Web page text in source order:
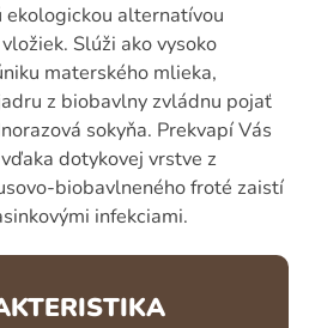
ekologickou alternatívou
Slúži ako vysoko
materského mlieka,
z biobavlny zvládnu pojať
sokyňa. Prekvapí Vás
dotykovej vrstve z
biobavlneného froté zaistí
infekciami.